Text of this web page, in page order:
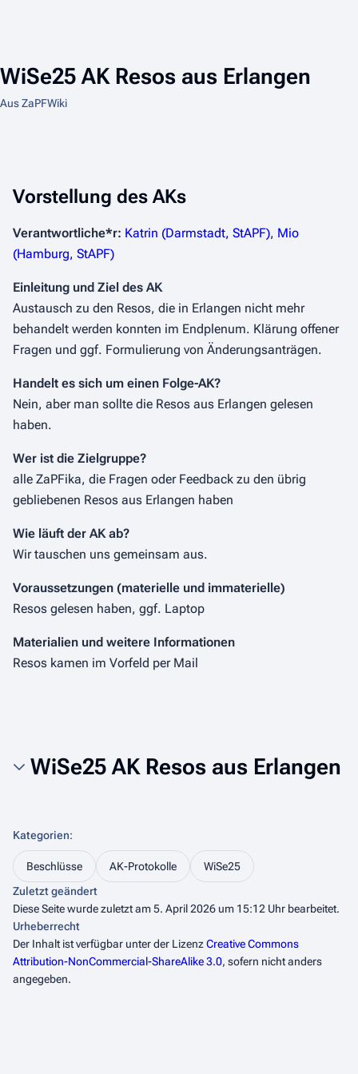
WiSe25 AK Resos aus Erlangen
Aus ZaPFWiki
Vorstellung des AKs
Verantwortliche*r: Katrin (Darmstadt, StAPF), Mio
(Hamburg, StAPF)
Einleitung und Ziel des AK
Austausch zu den Resos, die in Erlangen nicht mehr
behandelt werden konnten im Endplenum. Klärung offener
Fragen und ggf. Formulierung von Änderungsanträgen.
Handelt es sich um einen Folge-AK?
Nein, aber man sollte die Resos aus Erlangen gelesen
haben.
Wer ist die Zielgruppe?
alle ZaPFika, die Fragen oder Feedback zu den übrig
gebliebenen Resos aus Erlangen haben
Wie läuft der AK ab?
Wir tauschen uns gemeinsam aus.
Voraussetzungen (materielle und immaterielle)
Resos gelesen haben, ggf. Laptop
Materialien und weitere Informationen
Resos kamen im Vorfeld per Mail
WiSe25 AK Resos aus Erlangen
Kategorien:
Beschlüsse AK-Protokolle
WiSe25
Zuletzt geändert
Diese Seite wurde zuletzt am 5. April 2026 um 15:12 Uhr bearbeitet.
Urheberrecht
Der Inhalt ist verfügbar unter der LizenzCreative Commons
Attribution-NonCommercial-ShareAlike 3.0, sofern nicht anders
angegeben.